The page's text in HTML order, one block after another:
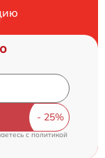
cполитикой